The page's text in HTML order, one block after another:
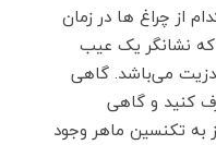
از چراغ ها در زمان
نشانگر یک عیب
می‌باشد. گاهی
کنید و گاهی
به تکنسین ماهر وجود